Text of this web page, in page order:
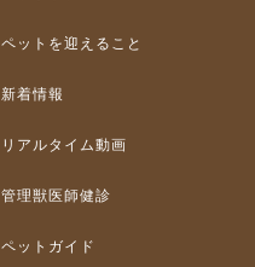
ペットを迎えること
新着情報
リアルタイム動画
管理獣医師健診
ペットガイド